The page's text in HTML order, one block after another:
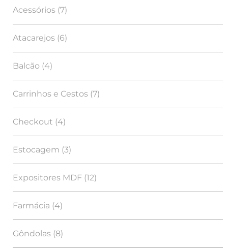
Acessórios (7)
Atacarejos (6)
Balcão (4)
Carrinhos e Cestos (7)
Checkout (4)
Estocagem (3)
Expositores MDF (12)
Farmácia (4)
Gôndolas (8)